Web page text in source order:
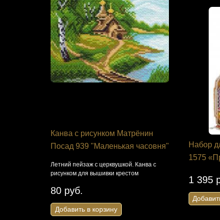
Канва с рисунком Матрёнин
Посад 939 "Маленькая часовня"
Летний пейзаж с церквушкой. Канва с
рисунком для вышивки крестом
80 руб.
Добавить в корзину
Набор
своими
Золотая
363 руб.
Набор
1575
1 395